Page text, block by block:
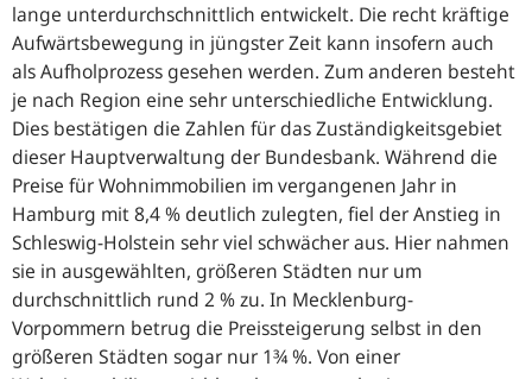
lange unterdurchschnittlich entwickelt. Die recht kräftige
Aufwärtsbewegung in jüngster Zeit kann insofern auch
als Aufholprozess gesehen werden. Zum anderen besteht
je nach Region eine sehr unterschiedliche Entwicklung.
Dies bestätigen die Zahlen für das Zuständigkeitsgebiet
dieser Hauptverwaltung der Bundesbank. Während die
Preise für Wohnimmobilien im vergangenen Jahr in
Hamburg mit 8,4 % deutlich zulegten, fiel der Anstieg in
Schleswig-Holstein sehr viel schwächer aus. Hier nahmen
sie in ausgewählten, größeren Städten nur um
durchschnittlich rund 2 % zu. In Mecklenburg-
Vorpommern betrug die Preissteigerung selbst in den
größeren Städten sogar nur 1¾ %. Von einer